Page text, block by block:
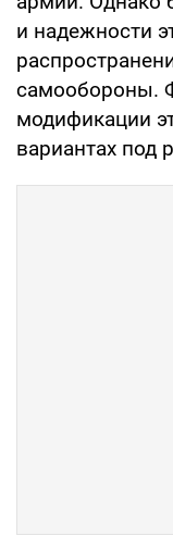
и надежности
самообороны.
модификации
вариантах под